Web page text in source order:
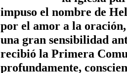
impuso el nombre de
por el amor a la
una gran sensibilidad
recibió la Primera
profundamente,